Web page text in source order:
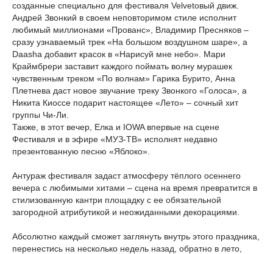
созданные специально для фестиваля Velvetовый движ.
Андрей Звонкий в своем неповторимом стиле исполнит
любимый миллионами «Прованс», Владимир Пресняков –
сразу узнаваемый трек «На большом воздушном шаре», а
Daasha добавит красок в «Нарисуй мне небо». Мари
Краймбрери заставит каждого поймать волну мурашек
чувственным треком «По волнам» Гарика Бурито, Анна
Плетнева даст новое звучание треку Звонкого «Голоса», а
Никита Киоссе подарит настоящее «Лето» – сочный хит
группы Чи-Ли.
Также, в этот вечер, Елка и IOWA впервые на сцене
Фестиваля и в эфире «МУЗ-ТВ» исполнят недавно
презентованную песню «Яблоко».
Антураж фестиваля задаст атмосферу тёплого осеннего
вечера с любимыми хитами – сцена на время превратится в
стилизованную кантри площадку с ее обязательной
загородной атрибутикой и неожиданными декорациями.
Абсолютно каждый сможет заглянуть внутрь этого праздника,
перенестись на несколько недель назад, обратно в лето,